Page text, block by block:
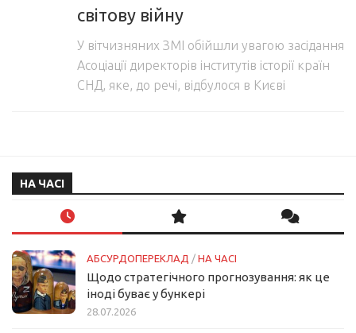
світову війну
У вітчизняних ЗМІ обійшли увагою засідання
Асоціації директорів інститутів історії країн
СНД, яке, до речі, відбулося в Києві
НА ЧАСІ
АБСУРДОПЕРЕКЛАД / НА ЧАСІ
Щодо стратегічного прогнозування: як це
іноді буває у бункері
28.07.2026